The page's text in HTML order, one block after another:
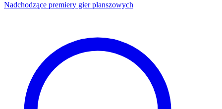
Nadchodzące premiery gier planszowych